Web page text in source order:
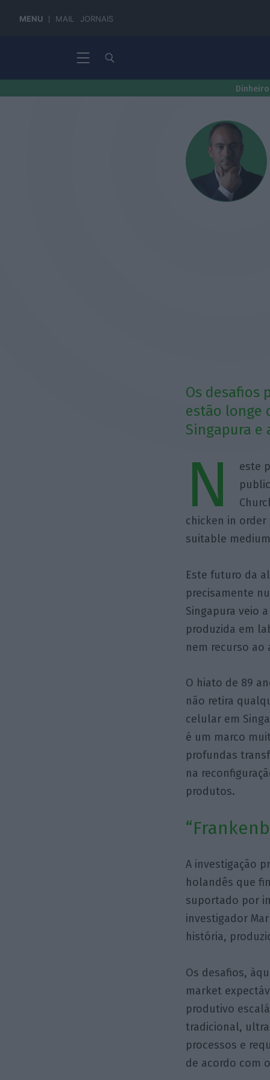
MENU MAIL JORNAIS
Dinheiro
Os desafios
estão longe
Singapura e
N
este
chicken in
suitable
Este futuro da
precisamente
Singapura veio
produzida em
nem recurso ao
O hiato de 89
não retira
celular em
é um marco
profundas
na
produtos.
A investigação
holandês que
suportado por
investigador
história,
Os desafios,
market
produtivo
tradicional,
processos e
de acordo com